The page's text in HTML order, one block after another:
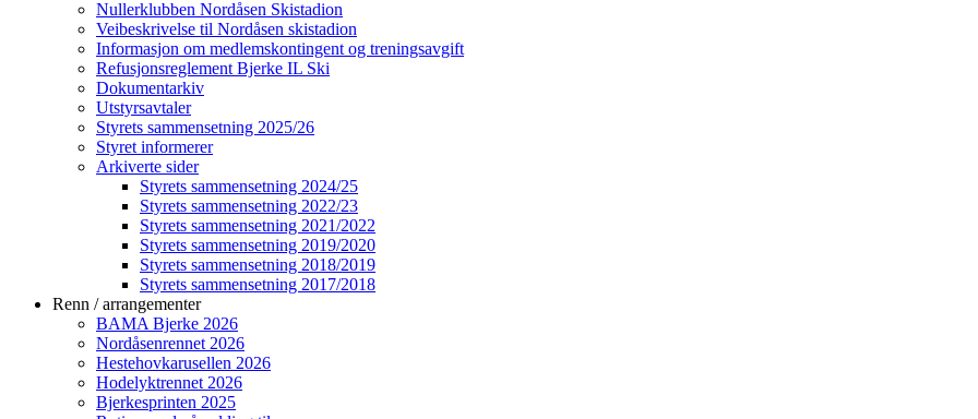
Nullerklubben Nordåsen Skistadion
Veibeskrivelse til Nordåsen skistadion
Informasjon om medlemskontingent og treningsavgift
Refusjonsreglement Bjerke IL Ski
Dokumentarkiv
Utstyrsavtaler
Styrets sammensetning 2025/26
Styret informerer
Arkiverte sider
Styrets sammensetning 2024/25
Styrets sammensetning 2022/23
Styrets sammensetning 2021/2022
Styrets sammensetning 2019/2020
Styrets sammensetning 2018/2019
Styrets sammensetning 2017/2018
Renn / arrangementer
BAMA Bjerke 2026
Nordåsenrennet 2026
Hestehovkarusellen 2026
Hodelyktrennet 2026
Bjerkesprinten 2025